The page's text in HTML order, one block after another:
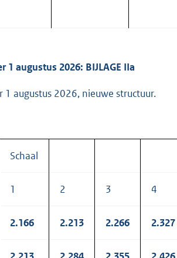
1 augustus 2026: BIJLAGE IIa
1 augustus 2026, nieuwe structuur.
Schaal
1 2 3 4
2.166 2.213 2.266 2.327